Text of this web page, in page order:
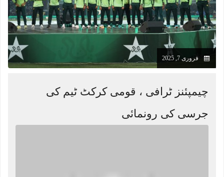
فروری 7, 2025
چیمپئنز ٹرافی ، قومی کرکٹ ٹیم کی
جرسی کی رونمائی